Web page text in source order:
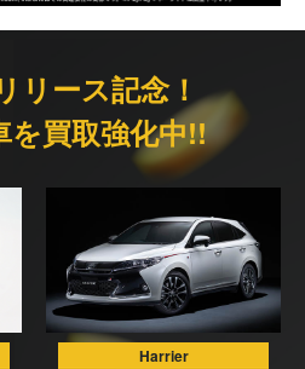
リース記念！
を買取強化中!!
Harrier